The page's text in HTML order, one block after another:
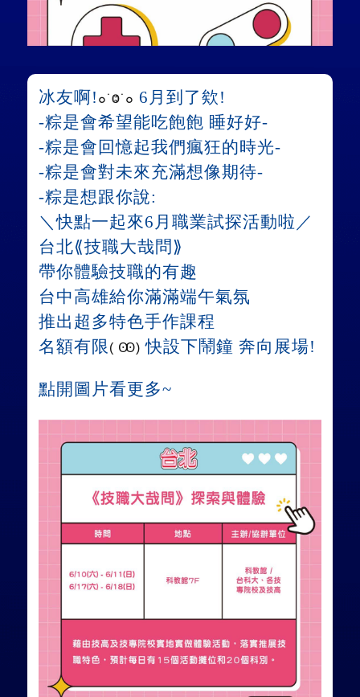
冰友啊! ๐˙Ⱉ˙๐ 6月到了欸!
-粽是會希望能吃飽飽 睡好好-
-粽是會回憶起我們瘋狂的時光-
-粽是會對未來充滿想像期待-
-粽是想跟你說:
＼快點一起來6月職業試探活動啦／
台北⟪技職大哉問⟫
帶你體驗技職的有趣
台中高雄給你滿滿端午氣氛
推出超多特色手作課程
名額有限 ( Ꙭ) 快設下鬧鐘 奔向展場!
點開圖片看更多~